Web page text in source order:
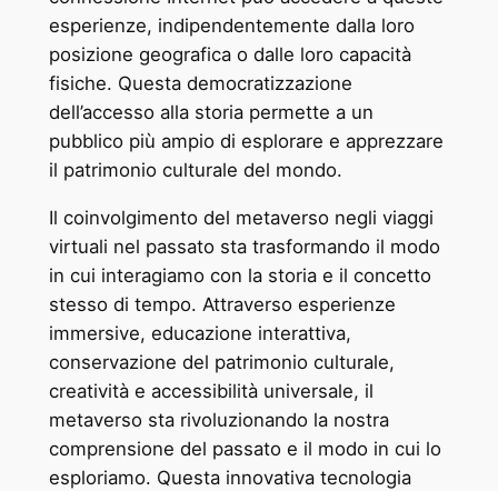
esperienze, indipendentemente dalla loro
posizione geografica o dalle loro capacità
fisiche. Questa democratizzazione
dell’accesso alla storia permette a un
pubblico più ampio di esplorare e apprezzare
il patrimonio culturale del mondo.
Il coinvolgimento del metaverso negli viaggi
virtuali nel passato sta trasformando il modo
in cui interagiamo con la storia e il concetto
stesso di tempo. Attraverso esperienze
immersive, educazione interattiva,
conservazione del patrimonio culturale,
creatività e accessibilità universale, il
metaverso sta rivoluzionando la nostra
comprensione del passato e il modo in cui lo
esploriamo. Questa innovativa tecnologia